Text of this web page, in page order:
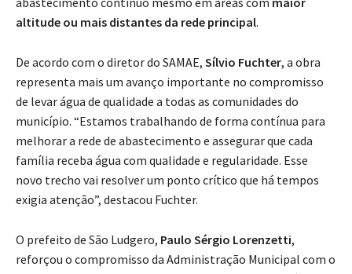
altitude ou mais distantes da rede principal.
De acordo com o diretor do SAMAE, Sílvio Fuchter, a obra
representa mais um avanço importante no compromisso
de levar água de qualidade a todas as comunidades do
município. “Estamos trabalhando de forma contínua para
melhorar a rede de abastecimento e assegurar que cada
família receba água com qualidade e regularidade. Esse
novo trecho vai resolver um ponto crítico que há tempos
exigia atenção”, destacou Fuchter.
O prefeito de São Ludgero, Paulo Sérgio Lorenzetti,
reforçou o compromisso da Administração Municipal com o